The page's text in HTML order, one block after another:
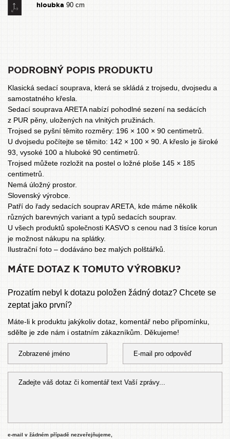
hloubka 90 cm
PODROBNÝ POPIS PRODUKTU
Klasická sedací souprava, která se skládá z trojsedu, dvojsedu a
samostatného křesla.
Sedací souprava ARETA nabízí pohodlné sezení na sedácích
z PUR pěny, uložených na vlnitých pružinách.
Trojsed se pyšní těmito rozměry: 196 × 100 × 90 centimetrů.
U dvojsedu počítejte se těmito: 142 × 100 × 90. A křeslo je široké
93, vysoké 100 a hluboké 90 centimetrů.
Trojsed můžete rozložit na postel o ložné ploše 145 × 185
centimetrů.
Nemá úložný prostor.
Slovenský výrobce.
Patří do řady sedacích soupravARETA , kde máme několik
různých barevných variant a typů sedacích souprav.
U všech produktů společnosti KASVO s cenou nad 3 tisíce korun
je možnost nákupu na splátky.
Ilustrační foto – dodáváno bez malých polštářků.
MÁTE DOTAZ K TOMUTO VÝROBKU?
Prozatím nebyl k dotazu položen žádný dotaz? Chcete se
zeptat jako první?
Máte-li k produktu jakýkoliv dotaz, komentář nebo připomínku,
sdělte je zde nám i ostatním zákazníkům. Děkujeme!
e-mail v žádném případě nezveřejňujeme,